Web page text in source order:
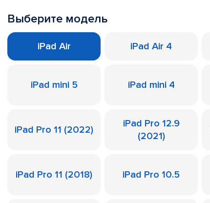
Выберите модель
iPad Air iPad Air 4
iPad mini 5 iPad mini 4
iPad Pro 11 (2022)
iPad Pro 12.9
(2021)
iPad Pro 11 (2018) iPad Pro 10.5